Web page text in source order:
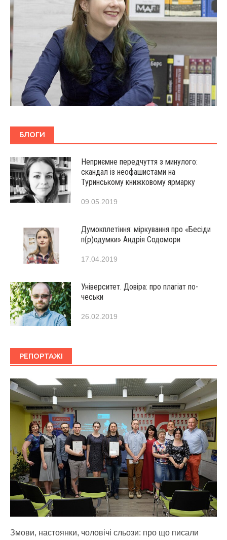
БЛОГИ
Неприємне передчуття з минулого:
скандал із неофашистами на
Туринському книжковому ярмарку
09.05.2019
Думокплетіння: міркування про «Бесіди
п(р)одумки» Андрія Содомори
17.04.2019
Університет. Довіра: про плагіат по-
чеськи
26.02.2019
РЕПОРТАЖІ
Змови, настоянки, чоловічі сльози: про що писали